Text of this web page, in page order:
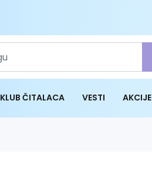
KLUB ČITALACA VESTI AKCIJE